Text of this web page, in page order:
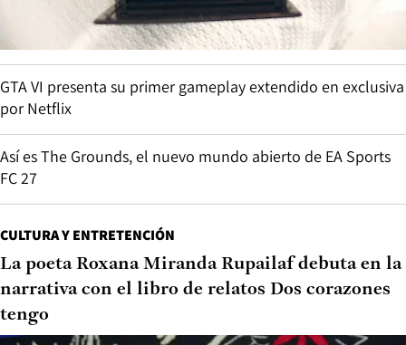
GTA VI presenta su primer gameplay extendido en exclusiva
por Netflix
Así es The Grounds, el nuevo mundo abierto de EA Sports
FC 27
CULTURA Y ENTRETENCIÓN
La poeta Roxana Miranda Rupailaf debuta en la
narrativa con el libro de relatos Dos corazones
tengo